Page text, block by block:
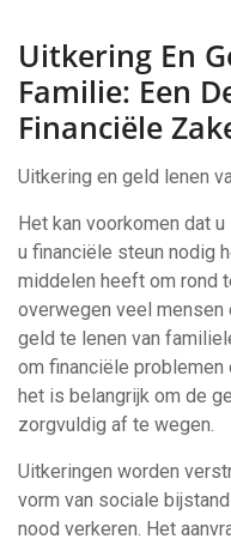
Uitkering En
Familie: Een
Financiële
Uitkering en geld lenen
Het kan voorkomen dat
u financiële steun nodig
middelen heeft om rond
overwegen veel mensen
geld te lenen van
om financiële
het is belangrijk om de
zorgvuldig af te wegen.
Uitkeringen worden
vorm van sociale
nood verkeren. Het